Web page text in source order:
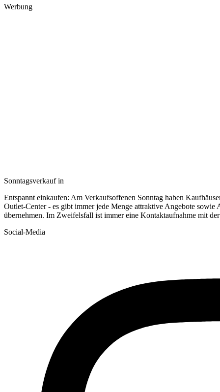
Werbung
Sonntagsverkauf in
Entspannt einkaufen: Am Verkaufsoffenen Sonntag haben
Outlet-Center - es gibt immer jede Menge attraktive Angebote
übernehmen. Im Zweifelsfall ist immer eine Kontaktaufnahme mit
Social-Media